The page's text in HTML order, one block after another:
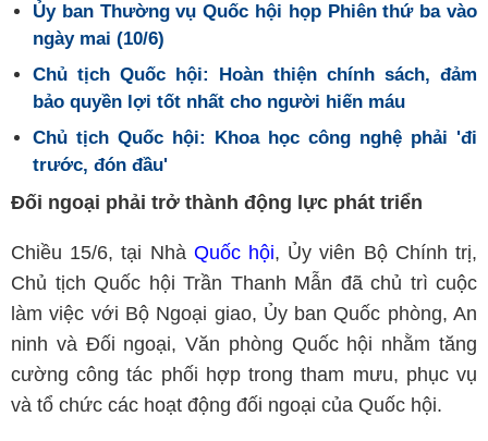
Ủy ban Thường vụ Quốc hội họp Phiên thứ ba vào
ngày mai (10/6)
Chủ tịch Quốc hội: Hoàn thiện chính sách, đảm
bảo quyền lợi tốt nhất cho người hiến máu
Chủ tịch Quốc hội: Khoa học công nghệ phải 'đi
trước, đón đầu'
Đối ngoại phải trở thành động lực phát triển
Chiều 15/6, tại Nhà Quốc hội, Ủy viên Bộ Chính trị,
Chủ tịch Quốc hội Trần Thanh Mẫn đã chủ trì cuộc
làm việc với Bộ Ngoại giao, Ủy ban Quốc phòng, An
ninh và Đối ngoại, Văn phòng Quốc hội nhằm tăng
cường công tác phối hợp trong tham mưu, phục vụ
và tổ chức các hoạt động đối ngoại của Quốc hội.